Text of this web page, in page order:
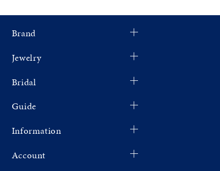
Brand
Jewelry
Bridal
Guide
Information
Account